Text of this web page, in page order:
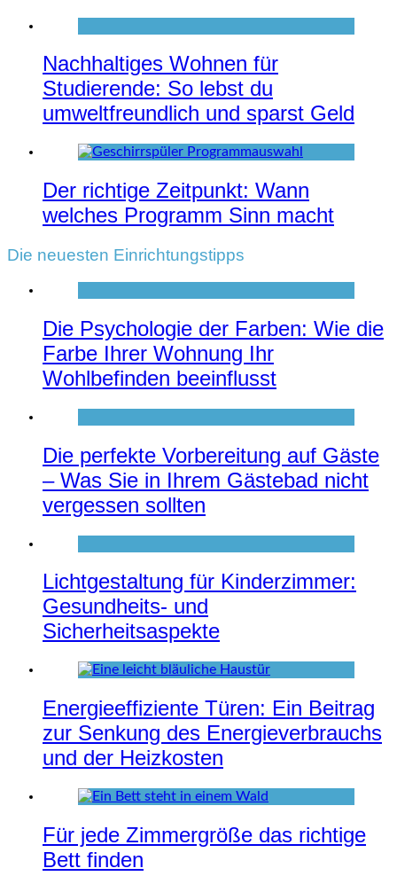
Nachhaltiges Wohnen für
Studierende: So lebst du
umweltfreundlich und sparst Geld
Der richtige Zeitpunkt: Wann
welches Programm Sinn macht
Die neuesten Einrichtungstipps
Die Psychologie der Farben: Wie die
Farbe Ihrer Wohnung Ihr
Wohlbefinden beeinflusst
Die perfekte Vorbereitung auf Gäste
– Was Sie in Ihrem Gästebad nicht
vergessen sollten
Lichtgestaltung für Kinderzimmer:
Gesundheits- und
Sicherheitsaspekte
Energieeffiziente Türen: Ein Beitrag
zur Senkung des Energieverbrauchs
und der Heizkosten
Für jede Zimmergröße das richtige
Bett finden